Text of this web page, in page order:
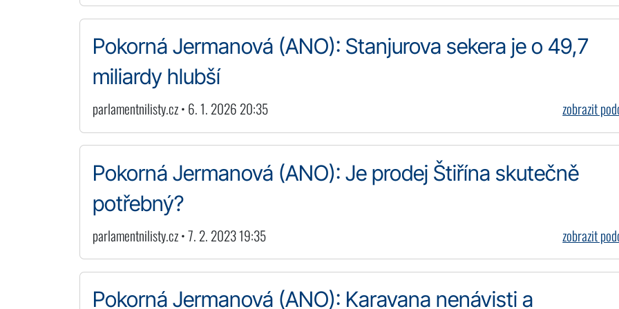
Pokorná Jermanová (ANO): Stanjurova sekera je o 49,7
miliardy hlubší
parlamentnilisty.cz • 6. 1. 2026 20:35 zobrazit
Pokorná Jermanová (ANO): Je prodej Štiřína skutečně
potřebný?
parlamentnilisty.cz • 7. 2. 2023 19:35 zobrazit
Pokorná Jermanová (ANO): Karavana nenávisti a